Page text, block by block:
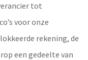
tot
voor onze
rekening, de
een gedeelte van